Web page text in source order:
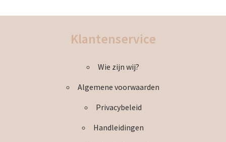
variaties.
optie
gekozen
op
de
Klantenservice
Wie zijn wij?
Algemene voorwaarden
Privacybeleid
Handleidingen